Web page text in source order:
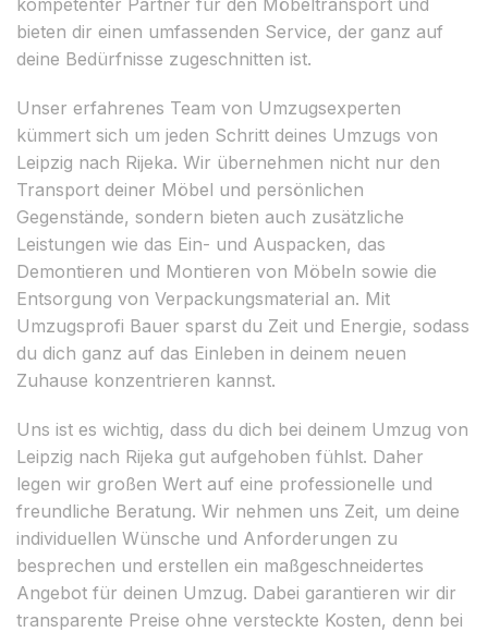
bieten dir einen umfassenden Service, der ganz auf
deine Bedürfnisse zugeschnitten ist.
Unser erfahrenes Team von Umzugsexperten
kümmert sich um jeden Schritt deines Umzugs von
Leipzig nach Rijeka. Wir übernehmen nicht nur den
Transport deiner Möbel und persönlichen
Gegenstände, sondern bieten auch zusätzliche
Leistungen wie das Ein- und Auspacken, das
Demontieren und Montieren von Möbeln sowie die
Entsorgung von Verpackungsmaterial an. Mit
Umzugsprofi Bauer sparst du Zeit und Energie, sodass
du dich ganz auf das Einleben in deinem neuen
Zuhause konzentrieren kannst.
Uns ist es wichtig, dass du dich bei deinem Umzug von
Leipzig nach Rijeka gut aufgehoben fühlst. Daher
legen wir großen Wert auf eine professionelle und
freundliche Beratung. Wir nehmen uns Zeit, um deine
individuellen Wünsche und Anforderungen zu
besprechen und erstellen ein maßgeschneidertes
Angebot für deinen Umzug. Dabei garantieren wir dir
transparente Preise ohne versteckte Kosten, denn bei